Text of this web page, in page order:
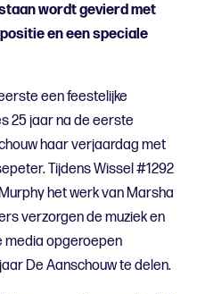
wordt gevierd met
en een speciale
een feestelijke
25 jaar na de eerste
haar verjaardag met
Tijdens Wissel #1292
het werk van Marsha
verzorgen de muziek en
media opgeroepen
De Aanschouw te delen.